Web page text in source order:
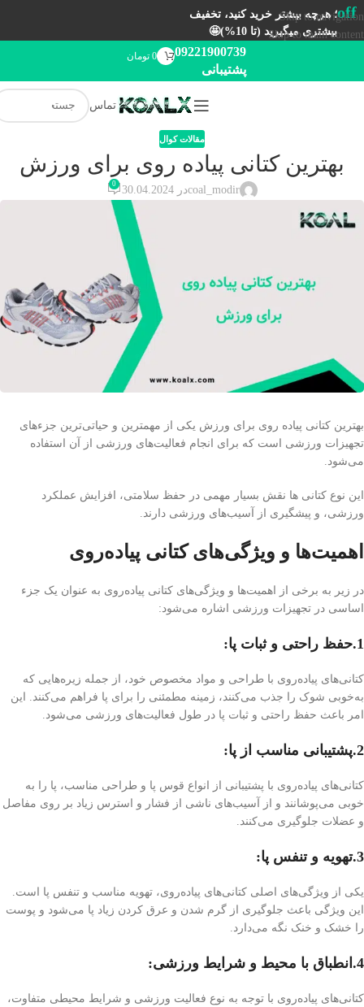
Skip to navigation
Skip to main content
off؛ هرچه بیشتر خرید کنید، تخفیف
بیشتری میگیرید (تا 10%)🤩
09221900739
پشتیبانی
0 تومان
تماس
مقالات کوال
بهترین کتانی پیاده روی برای ورزش
coal_modirدر 30.04.2024 0
بهترین کتانی پیاده روی برای ورزش یکی از مهمترین و حیاتی‌ترین جزء‌های
تجهیزات ورزشی است که برای انجام فعالیت‌های ورزشی از آن استفاده
می‌شود.
این نوع کتانی ها نقش بسیار مهمی در حفظ سلامتی، افزایش عملکرد
ورزشی، و پیشگیری از آسیب‌های ورزشی دارند.
اهمیت‌ها و ویژگی‌های کتانی پیاده‌روی
در زیر به برخی از اهمیت‌ها و ویژگی‌های کتانی پیاده‌روی به عنوان یک جزء
اساسی در تجهیزات ورزشی اشاره می‌شود:
1.حفظ راحتی و ثبات پا :
کتانی‌های پیاده‌روی با طراحی و مواد مخصوص خود، از جمله زیره‌هایی که
به‌خوبی شوک را جذب می‌کنند، زمینه مطمئنی را برای پا فراهم می‌کنند. این
امر باعث حفظ راحتی و ثبات پا در طول فعالیت‌های ورزشی می‌شود.
2.پشتیبانی مناسب از پا :
کتانی‌های پیاده‌روی با پشتیبانی از انواع قوس پا و طراحی مناسب، پا را به
خوبی می‌پوشانند و از آسیب‌های ناشی از فشار و استرس زیاد بر روی مفاصل
و عضلات جلوگیری می‌کنند.
3.تهویه و تنفس پا :
یکی از ویژگی‌های اصلی کتانی‌های پیاده‌روی، تهویه مناسب و تنفس پا است.
این ویژگی باعث جلوگیری از گرم شدن و عرق کردن زیاد پا می‌شود و پوست
را خشک و خنک نگه می‌دارد.
4.انطباق با محیط و شرایط ورزشی :
کتانی‌های پیاده‌روی با توجه به نوع فعالیت ورزشی و شرایط محیطی متفاوت،